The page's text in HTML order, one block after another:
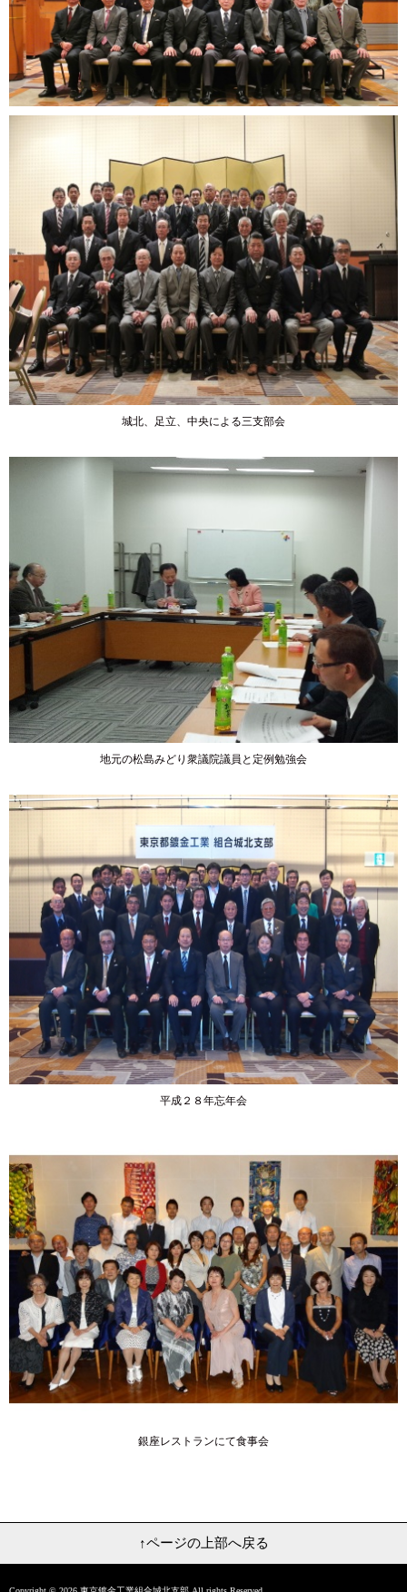
城北、足立、中央による三支部会
地元の松島みどり衆議院議員と定例勉強会
平成２８年忘年会
銀座レストランにて食事会
↑ページの上部へ戻る